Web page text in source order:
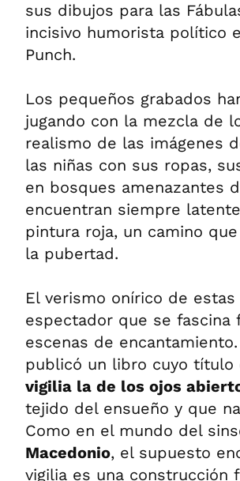
sus dibujos para las
incisivo humorista político
Punch.
Los pequeños grabados
jugando con la mezcla de
realismo de las imágenes
las niñas con sus ropas,
en bosques amenazantes
encuentran siempre
pintura roja, un camino
la pubertad.
El verismo onírico de
espectador que se fascina
escenas de encantamiento.
publicó un libro cuyo título
vigilia la de los ojos
tejido del ensueño y que
Como en el mundo del
Macedonio, el supuesto
vigilia es una construcción